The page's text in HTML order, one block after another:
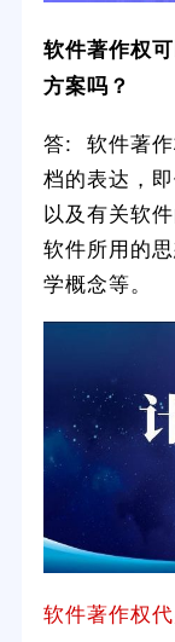
软件著作权
方案吗？
答: 软件著作
档的表达，
以及有关软
软件所用的
学概念等。
软件著作权